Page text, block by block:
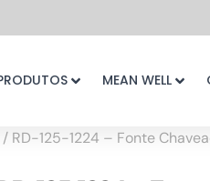
MEAN WELL
/ RD-125-1224 – Fonte